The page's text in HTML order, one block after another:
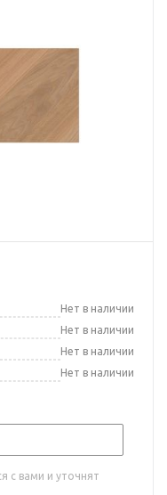
Нет в наличии
Нет в наличии
Нет в наличии
Нет в наличии
с вами и уточнят